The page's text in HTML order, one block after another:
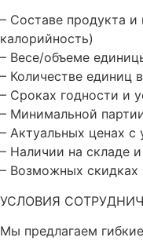
– Составе продукта
калорийность)
– Весе/объеме
– Количестве единиц
– Сроках годности и
– Минимальной
– Актуальных ценах с
– Наличии на складе
– Возможных скидках
УСЛОВИЯ
Мы предлагаем